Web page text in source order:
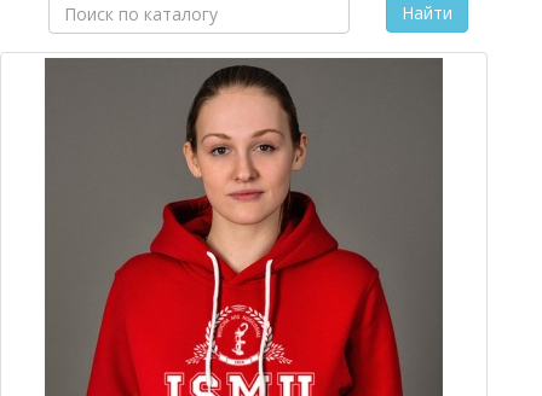
Найти